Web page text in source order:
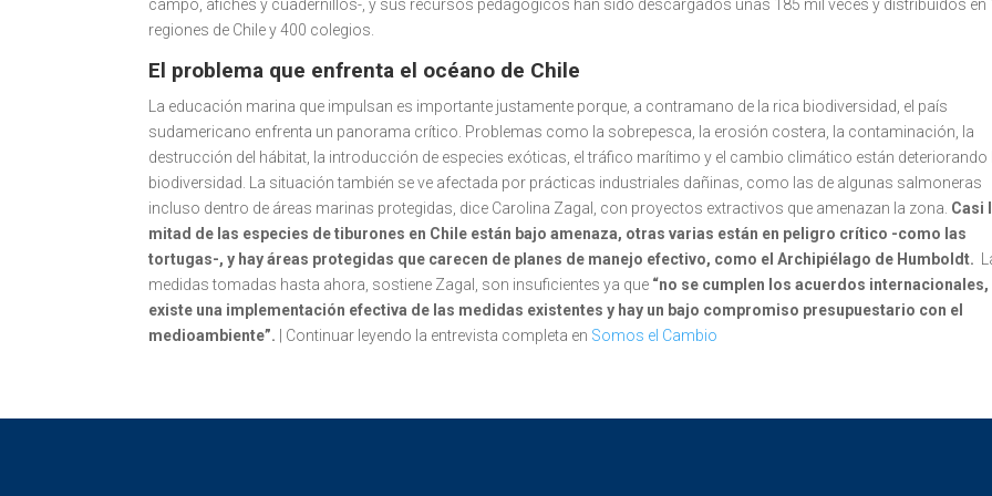
campo, afiches y cuadernillos-, y sus recursos pedagógicos han sido descargados unas 185 mil veces y distribuidos en
regiones de Chile y 400 colegios.
El problema que enfrenta el océano de Chile
La educación marina que impulsan es importante justamente porque, a contramano de la rica biodiversidad, el país
sudamericano enfrenta un panorama crítico. Problemas como la sobrepesca, la erosión costera, la contaminación, la
destrucción del hábitat, la introducción de especies exóticas, el tráfico marítimo y el cambio climático están deteriorando
biodiversidad. La situación también se ve afectada por prácticas industriales dañinas, como las de algunas salmoneras
incluso dentro de áreas marinas protegidas, dice Carolina Zagal, con proyectos extractivos que amenazan la zona. Casi
mitad de las especies de tiburones en Chile están bajo amenaza, otras varias están en peligro crítico -como las
tortugas-, y hay áreas protegidas que carecen de planes de manejo efectivo, como el Archipiélago de Humboldt.
medidas tomadas hasta ahora, sostiene Zagal, son insuficientes ya que “no se cumplen los acuerdos internacionales,
existe una implementación efectiva de las medidas existentes y hay un bajo compromiso presupuestario con el
medioambiente”. | Continuar leyendo la entrevista completa en Somos el Cambio